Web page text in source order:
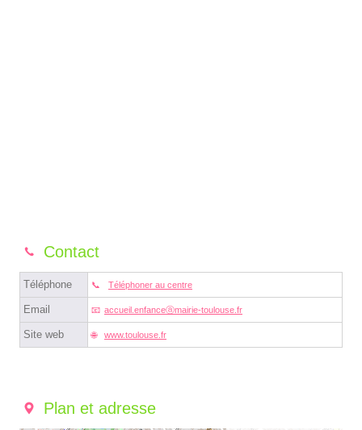
Contact
Téléphone Téléphoner au centre
Email accueil.enfanceⓐmairie-toulouse.fr
Site web www.toulouse.fr
Plan et adresse